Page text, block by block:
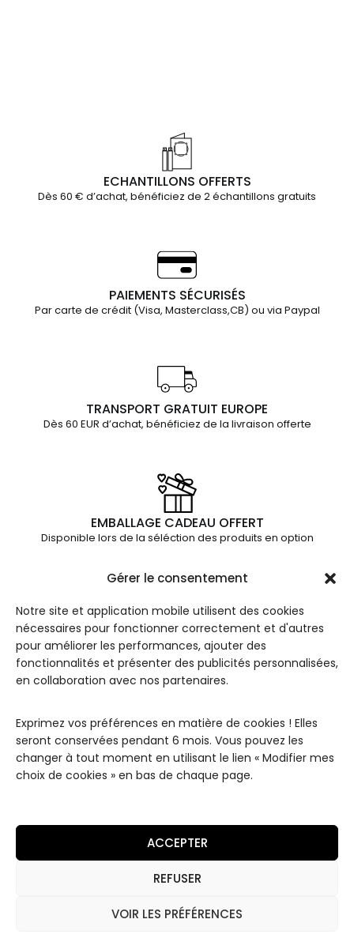
Gérer le consentement
Notre site et application mobile utilisent des cookies
nécessaires pour fonctionner correctement et d'autres
pour améliorer les performances, ajouter des
fonctionnalités et présenter des publicités personnalisées,
en collaboration avec nos partenaires.
Exprimez vos préférences en matière de cookies ! Elles
seront conservées pendant 6 mois. Vous pouvez les
changer à tout moment en utilisant le lien « Modifier mes
choix de cookies » en bas de chaque page.
ACCEPTER
REFUSER
VOIR LES PRÉFÉRENCES
ECHANTILLONS OFFERTS
Dès 60 € d’achat, bénéficiez de 2 échantillons gratuits
PAIEMENTS SÉCURISÉS
Par carte de crédit (Visa, Masterclass,CB) ou via Paypal
TRANSPORT GRATUIT EUROPE
Dès 60 EUR d’achat, bénéficiez de la livraison offerte
EMBALLAGE CADEAU OFFERT
Disponible lors de la séléction des produits en option
LES
COLLE
CTIO
NS
Les
Les
"White"
Les
Essentiels
Luxury
Coffrets
Découverte
INFOR
NS
Conditions
de
Conditions
Générales
de Vente
Confidentialité
JUL ET
Paris
Notre
Remerciements